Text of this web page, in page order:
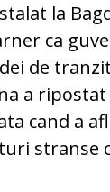
la
ca
de
a
cand a
stranse